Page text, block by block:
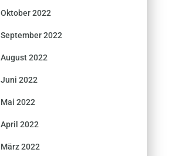
Oktober 2022
September 2022
August 2022
Juni 2022
Mai 2022
April 2022
März 2022